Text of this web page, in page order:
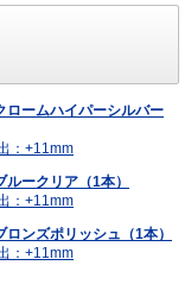
ームハイパーシルバー
：+11mm
ークリア（1本）
：+11mm
ンズポリッシュ（1本）
：+11mm